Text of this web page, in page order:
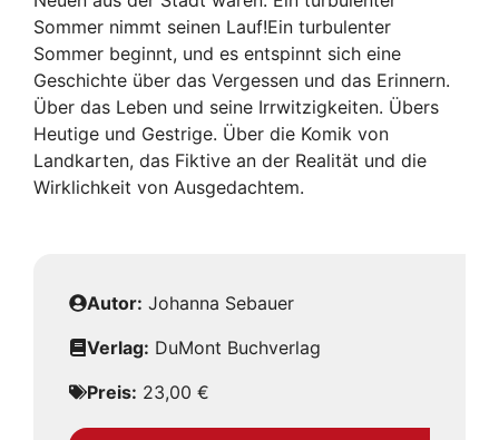
Sommer nimmt seinen Lauf!Ein turbulenter
Sommer beginnt, und es entspinnt sich eine
Geschichte über das Vergessen und das Erinnern.
Über das Leben und seine Irrwitzigkeiten. Übers
Heutige und Gestrige. Über die Komik von
Landkarten, das Fiktive an der Realität und die
Wirklichkeit von Ausgedachtem.
Autor: Johanna Sebauer
Verlag: DuMont Buchverlag
Preis: 23,00 €